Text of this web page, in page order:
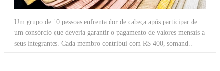
Um grupo de 10 pessoas enfrenta dor de cabeça após participar de
um consórcio que deveria garantir o pagamento de valores mensais a
seus integrantes. Cada membro contribui com R$ 400, somand...